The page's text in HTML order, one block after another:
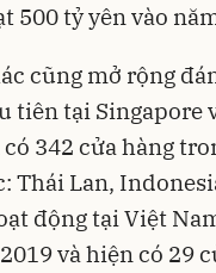
500 tỷ yên vào
cũng mở rộng
tiên tại Singapore
342 cửa hàng
Thái Lan,
động tại Việt
và hiện có 29